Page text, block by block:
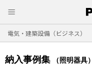
電気・建築設備（ビジネス）
納入事例集 （照明器具）